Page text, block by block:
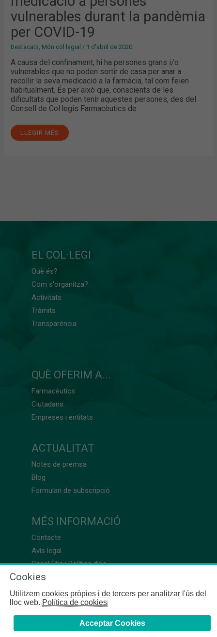
vulnerables durant la pandèmia
per COVID-19
Destacats Món col·legial / 1 d'abril de 2020
A causa del confinament, hi ha persones grans i/o
vulnerables que no poden sortir de casa per anar a
recollir la seva medicació a la farmàcia, tal com feien
habitualment. És per això que, conscients de les
dificultats que poden tenir aquestes persones, des del
Consell de Col·legis Farmacèutics de
COVID-
19
LLEGIR MÉS
EL COL·LEGI
Què és?
Com s'organitza?
Activitats
Tràmits
Transparència
QUÈ OFERIM A...
Farmacèutics
Ciutadans
Empreses i entitats
ACTUALITAT
Notes de premsa
Blog
Formulari de subscripció
MÉS INFORMACIÓ
Contacte
Avís legal
Canal Ètic i Política d’ús
Cookies
Utilitzem cookies pròpies i de tercers per analitzar l'ús del
lloc web.Política de cookies
Acceptar Cookies